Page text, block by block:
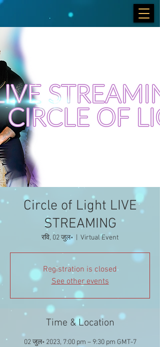
Circle of Light LIVE
STREAMING
रवि, 02 जुल॰ Virtual Event
Registration is closed
See other events
Time & Location
02 जुल॰ 2023, 7:00 pm – 9:30 pm GMT-7